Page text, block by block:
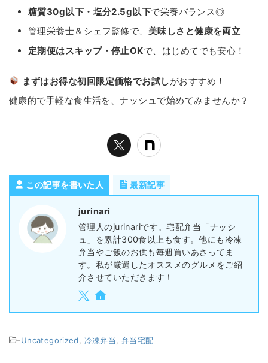
糖質30g以下・塩分2.5g以下で栄養バランス◎
管理栄養士＆シェフ監修で、 美味しさと健康を両立
定期便はスキップ・停止OKで、はじめてでも安心！
まずはお得な初回限定価格でお試しがおすすめ！
健康的で手軽な食生活を、ナッシュで始めてみませんか？
この記事を書いた人 最新記事
jurinari
管理人のjurinariです。宅配弁当「ナッシ
ュ」を累計300食以上も食す。他にも冷凍
弁当やご飯のお供も毎週買いあさってま
す。私が厳選したオススメのグルメをご紹
介させていただきます！
-Uncategorized 冷凍弁当 弁当宅配